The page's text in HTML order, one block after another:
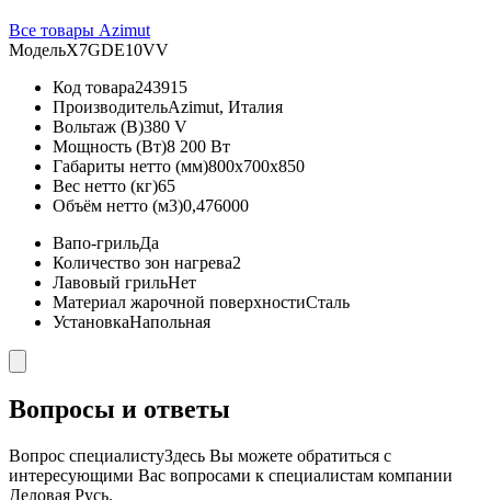
Все товары Azimut
МодельX7GDE10VV
Код товара243915
ПроизводительAzimut, Италия
Вольтаж (В)380 V
Мощность (Вт)8 200 Вт
Габариты нетто (мм)800x700x850
Вес нетто (кг)65
Объём нетто (м3)0,476000
Вапо-грильДа
Количество зон нагрева2
Лавовый грильНет
Материал жарочной поверхностиСталь
УстановкаНапольная
Вопросы и ответы
Вопрос специалистуЗдесь Вы можете обратиться с
интересующими Вас вопросами к специалистам компании
Деловая Русь.